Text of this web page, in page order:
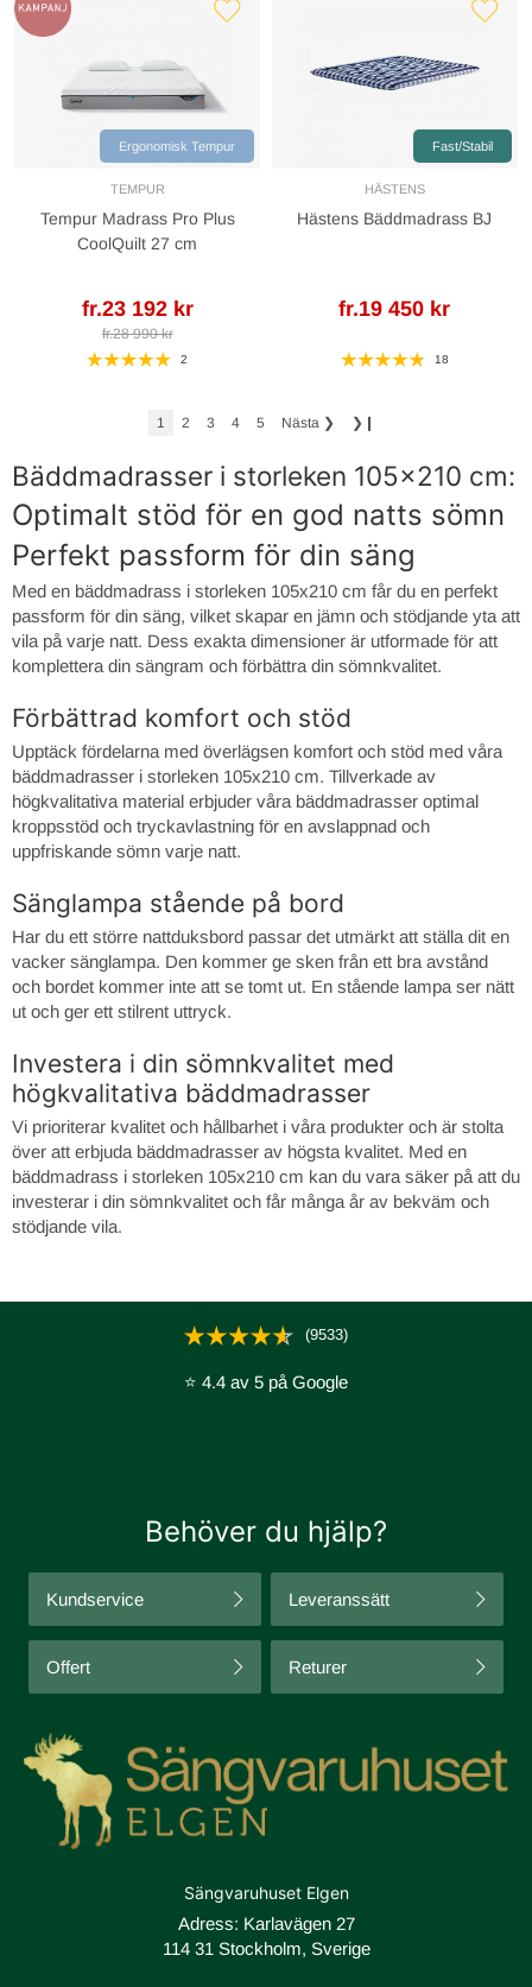
Ergonomisk Tempur
TEMPUR
Tempur Madrass Pro Plus
CoolQuilt 27 cm
fr.23 192 kr
fr.28 990 kr
2
Fast/Stabil
HÄSTENS
Hästens Bäddmadrass BJ
fr.19 450 kr
18
1 2 3 4 5 Nästa ❯ ❯❙
Bäddmadrasser i storleken 105x210 cm:
Optimalt stöd för en god natts sömn
Perfekt passform för din säng
Med en bäddmadrass i storleken 105x210 cm får du en perfekt
passform för din säng, vilket skapar en jämn och stödjande yta att
vila på varje natt. Dess exakta dimensioner är utformade för att
komplettera din sängram och förbättra din sömnkvalitet.
Förbättrad komfort och stöd
Upptäck fördelarna med överlägsen komfort och stöd med våra
bäddmadrasser i storleken 105x210 cm. Tillverkade av
högkvalitativa material erbjuder våra bäddmadrasser optimal
kroppsstöd och tryckavlastning för en avslappnad och
uppfriskande sömn varje natt.
Sänglampa stående på bord
Har du ett större nattduksbord passar det utmärkt att ställa dit en
vacker sänglampa. Den kommer ge sken från ett bra avstånd
och bordet kommer inte att se tomt ut. En stående lampa ser nätt
ut och ger ett stilrent uttryck.
Investera i din sömnkvalitet med
högkvalitativa bäddmadrasser
Vi prioriterar kvalitet och hållbarhet i våra produkter och är stolta
över att erbjuda bäddmadrasser av högsta kvalitet. Med en
bäddmadrass i storleken 105x210 cm kan du vara säker på att du
investerar i din sömnkvalitet och får många år av bekväm och
stödjande vila.
(9533)
⭐ 4.4 av 5 på Google
Behöver du hjälp?
Kundservice Leveranssätt
Offert Returer
Sängvaruhuset Elgen
Adress: Karlavägen 27
114 31 Stockholm, Sverige